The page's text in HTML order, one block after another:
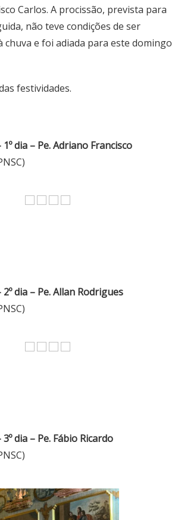
Carlos. A procissão, prevista para
não teve condições de ser
chuva e foi adiada para este domingo
festividades.
dia – Pe. Adriano Francisco
dia – Pe. Allan Rodrigues
dia – Pe. Fábio Ricardo